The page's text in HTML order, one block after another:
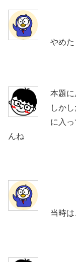
やめた
本題
しか
に入
んね
当時